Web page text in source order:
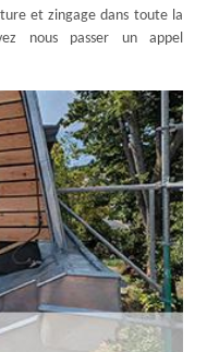
et zingage dans toute la
nous passer un appel